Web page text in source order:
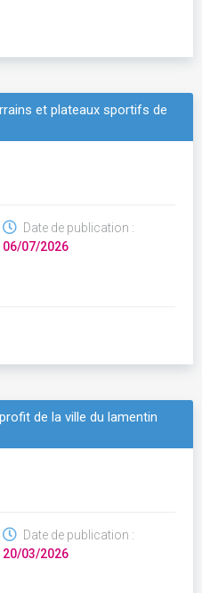
et plateaux sportifs de
Date de publication :
06/07/2026
de la ville du lamentin
Date de publication :
20/03/2026